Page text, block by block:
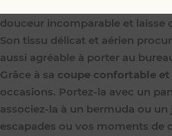
douceur incomparable et laisse
Son tissu délicat et aérien
aussi agréable à porter au
Grâce à sa coupe confortable
occasions. Portez-la avec un
associez-la à un bermuda ou
escapades ou vos moments de